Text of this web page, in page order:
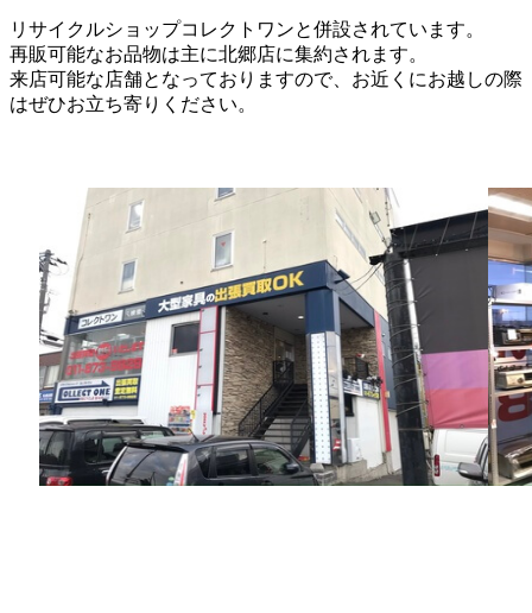
リサイクルショップコレクトワンと併設されています。
再販可能なお品物は主に北郷店に集約されます。
来店可能な店舗となっておりますので、お近くにお越しの際
はぜひお立ち寄りください。